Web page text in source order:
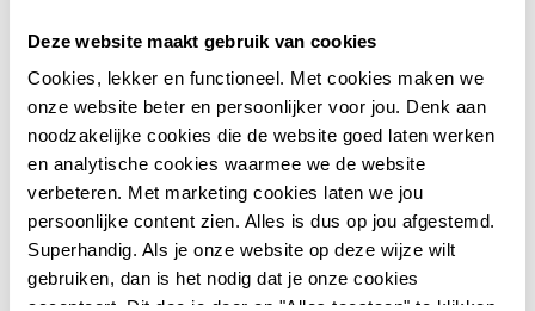
Deze website maakt gebruik van cookies
Cookies, lekker en functioneel. Met cookies maken we
onze website beter en persoonlijker voor jou. Denk aan
noodzakelijke cookies die de website goed laten werken
en analytische cookies waarmee we de website
verbeteren. Met marketing cookies laten we jou
persoonlijke content zien. Alles is dus op jou afgestemd.
Superhandig. Als je onze website op deze wijze wilt
gebruiken, dan is het nodig dat je onze cookies
accepteert. Dit doe je door op "Alles toestaan" te klikken.